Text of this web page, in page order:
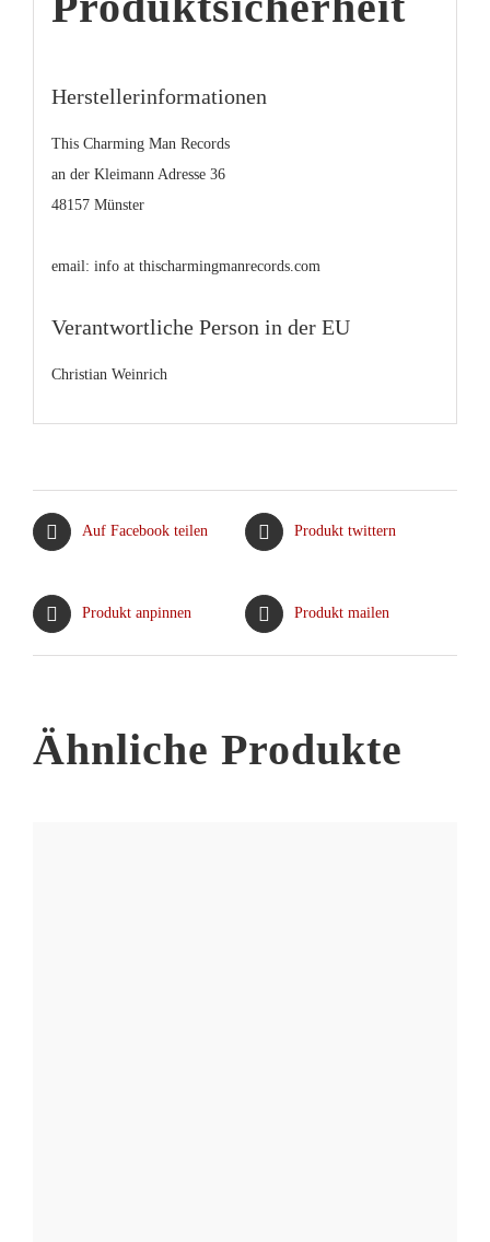
Herstellerinformationen
This Charming Man Records
an der Kleimann Adresse 36
48157 Münster
email: info at thischarmingmanrecords.com
Verantwortliche Person in der EU
Christian Weinrich
Auf Facebook teilen Produkt twittern
Produkt anpinnen Produkt mailen
Ähnliche Produkte